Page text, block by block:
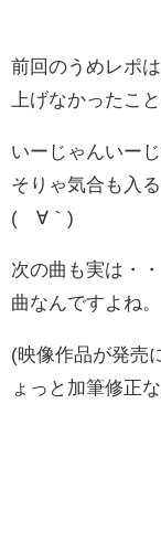
前回のうめレポ
上げなかったこ
いーじゃんいー
そりゃ気合も入
(´∀｀)
次の曲も実は・
曲なんですよね。
(映像作品が発売
ょっと加筆修正